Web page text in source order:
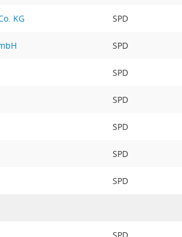
KG SPD
SPD
SPD
SPD
SPD
SPD
SPD